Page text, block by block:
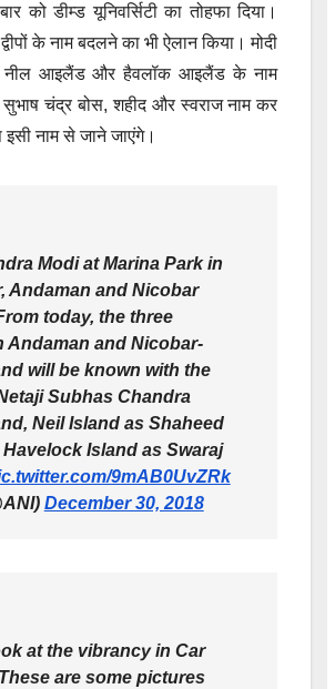
को डीम्ड यूनिवर्सिटी का तोहफा दिया।
के नाम बदलने का भी ऐलान किया। मोदी
आइलैंड और हैवलॉक आइलैंड के नाम
चंद्र बोस, शहीद और स्वराज नाम कर
इसी नाम से जाने जाएंगे।
Modi at Marina Park in
Andaman and Nicobar
today, the three
Andaman and Nicobar-
will be known with the
Subhas Chandra
Neil Island as Shaheed
Island as Swaraj
9mAB0UvZRk
December 30, 2018
at the vibrancy in Car
are some pictures